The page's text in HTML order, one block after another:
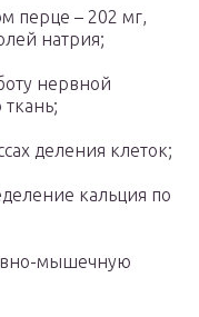
перце – 202 мг,
натрия;
нервной
деления клеток;
кальция по
мышечную